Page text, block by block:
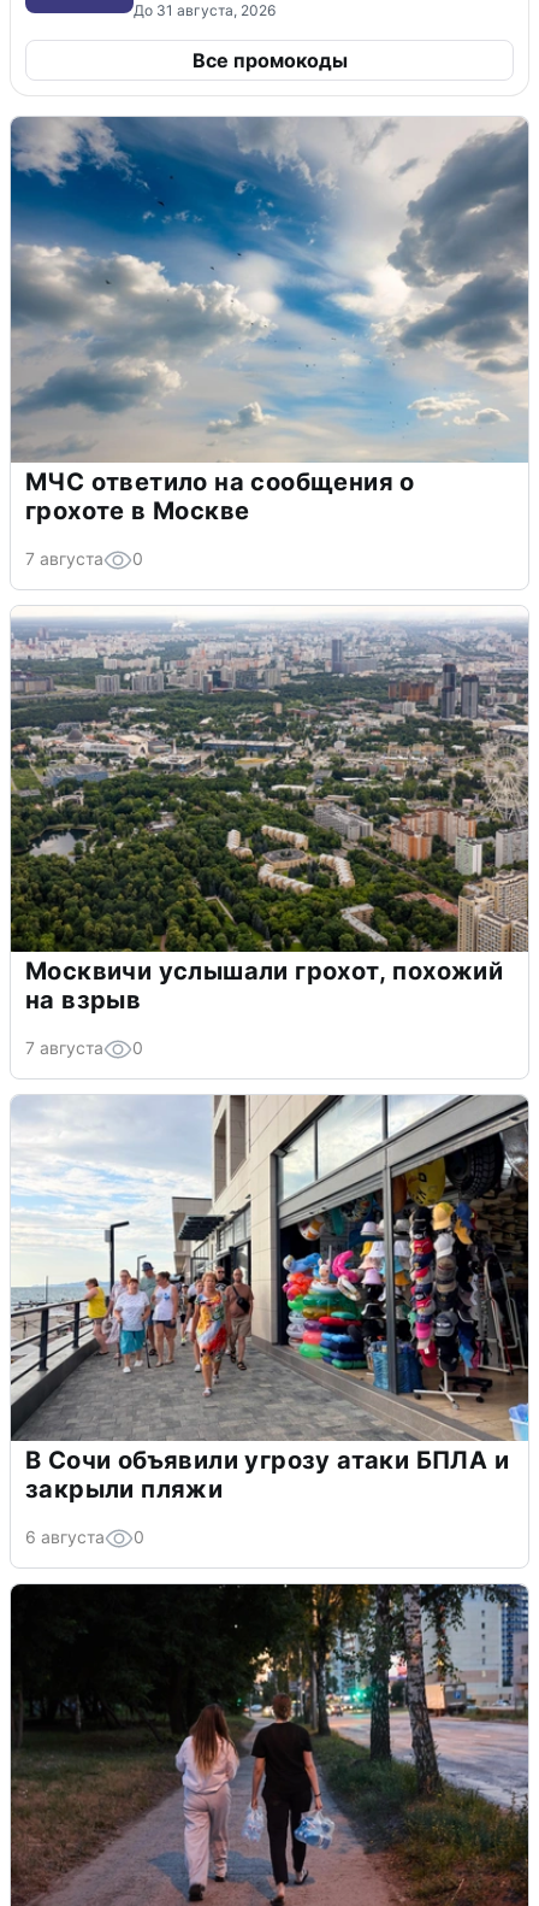
До 31 августа, 2026
Все промокоды
МЧС ответило на сообщения о
грохоте в Москве
7 августа 0
Москвичи услышали грохот, похожий
на взрыв
7 августа 0
В Сочи объявили угрозу атаки БПЛА и
закрыли пляжи
6 августа 0